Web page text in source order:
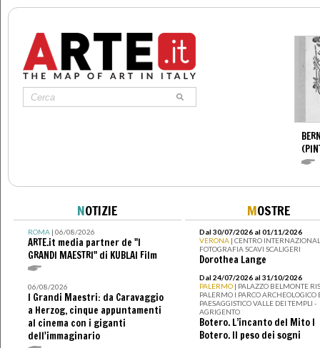
NOTIZIE
ROMA| 06/08/2026
ARTE.it media partner de "I
GRANDI MAESTRI" di KUBLAI Film
06/08/2026
I Grandi Maestri: da Caravaggio
a Herzog, cinque appuntamenti
al cinema con i giganti
dell'immaginario
MOSTRE
Dal 30/07/2026 al 01/11/2026
VERONA | CENTRO
FOTOGRAFIA SCAVI SCALIGERI
Dorothea Lange
Dal 24/07/2026 al 31/10/2026
PALERMO | PALAZZO BELMONTE
PALERMO I PARCO ARCHEOLOGICO
PAESAGGISTICO VALLE DEI TEMPLI -
AGRIGENTO
Botero. L’incanto del Mito I
Botero. Il peso dei sogni